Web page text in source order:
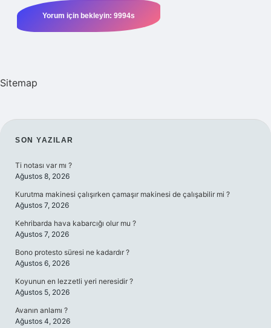
Sitemap
SIDEBAR
SON YAZILAR
Ti notası var mı ?
Ağustos 8, 2026
Kurutma makinesi çalışırken çamaşır makinesi de çalışabilir mi ?
Ağustos 7, 2026
Kehribarda hava kabarcığı olur mu ?
Ağustos 7, 2026
Bono protesto süresi ne kadardır ?
Ağustos 6, 2026
Koyunun en lezzetli yeri neresidir ?
Ağustos 5, 2026
Avanın anlamı ?
Ağustos 4, 2026